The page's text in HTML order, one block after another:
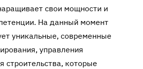
свои мощности и
На данный момент
уникальные, современные
управления
строительства, которые